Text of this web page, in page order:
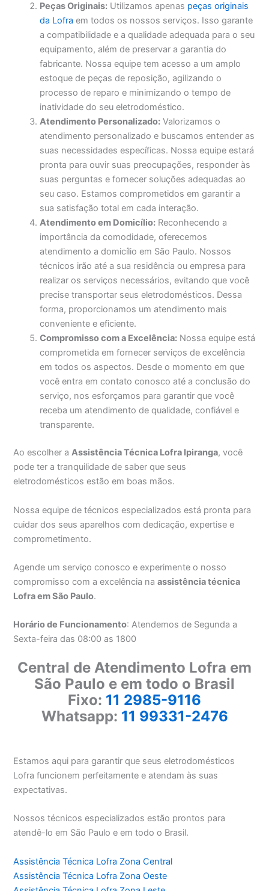
Peças Originais: Utilizamos apenas peças originais
da Lofra em todos os nossos serviços. Isso garante
a compatibilidade e a qualidade adequada para o seu
equipamento, além de preservar a garantia do
fabricante. Nossa equipe tem acesso a um amplo
estoque de peças de reposição, agilizando o
processo de reparo e minimizando o tempo de
inatividade do seu eletrodoméstico.
Atendimento Personalizado: Valorizamos o
atendimento personalizado e buscamos entender as
suas necessidades específicas. Nossa equipe estará
pronta para ouvir suas preocupações, responder às
suas perguntas e fornecer soluções adequadas ao
seu caso. Estamos comprometidos em garantir a
sua satisfação total em cada interação.
Atendimento em Domicílio: Reconhecendo a
importância da comodidade, oferecemos
atendimento a domicílio em São Paulo. Nossos
técnicos irão até a sua residência ou empresa para
realizar os serviços necessários, evitando que você
precise transportar seus eletrodomésticos. Dessa
forma, proporcionamos um atendimento mais
conveniente e eficiente.
Compromisso com a Excelência: Nossa equipe está
comprometida em fornecer serviços de excelência
em todos os aspectos. Desde o momento em que
você entra em contato conosco até a conclusão do
serviço, nos esforçamos para garantir que você
receba um atendimento de qualidade, confiável e
transparente.
Ao escolher aAssistência Técnica Lofra Ipiranga, você
pode ter a tranquilidade de saber que seus
eletrodomésticos estão em boas mãos.
Nossa equipe de técnicos especializados está pronta para
cuidar dos seus aparelhos com dedicação, expertise e
comprometimento.
Agende um serviço conosco e experimente o nosso
compromisso com a excelência naassistência técnica
Lofra em São Paulo.
Horário de Funcionamento: Atendemos de Segunda a
Sexta-feira das 08:00 as 1800
Central de Atendimento Lofra em
São Paulo e em todo o Brasil
Fixo: 11 2985-9116
Whatsapp: 11 99331-2476
Estamos aqui para garantir que seus eletrodomésticos
Lofra funcionem perfeitamente e atendam às suas
expectativas.
Nossos técnicos especializados estão prontos para
atendê-lo em São Paulo e em todo o Brasil.
Assistência Técnica Lofra Zona Central
Assistência Técnica Lofra Zona Oeste